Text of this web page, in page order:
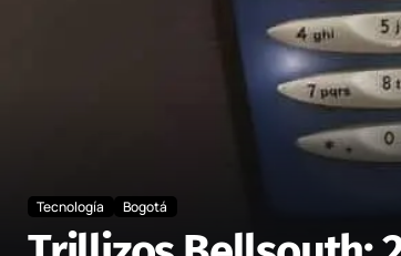
Tecnología Bogotá